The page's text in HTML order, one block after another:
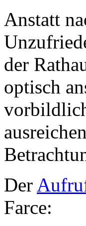
Anstatt
der
optisch
Der
Farce: